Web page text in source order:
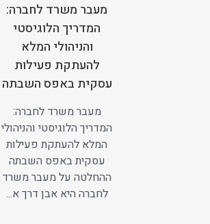
מעבר משרד לחברה:
המדריך הלוגיסטי
והניהולי המלא
להעתקת פעילות
עסקית באפס השבתה
מעבר משרד לחברה:
המדריך הלוגיסטי והניהולי
המלא להעתקת פעילות
עסקית באפס השבתה
ההחלטה על מעבר משרד
לחברה היא אבן דרך א...